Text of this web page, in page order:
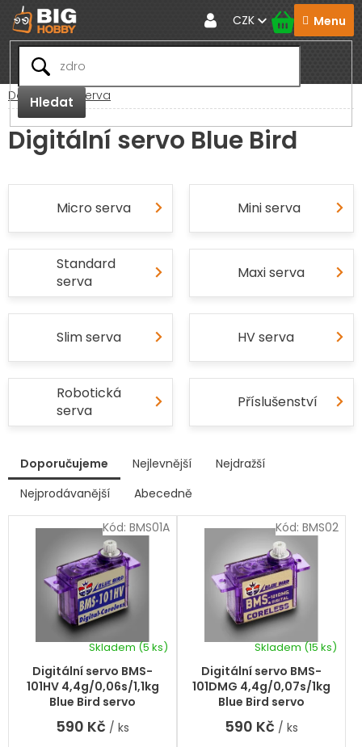
Přejít
na
obsah
Hledat
CZK
Domů RC Serva
Digitální servo Blue Bird
Micro serva Mini serva
Standard
serva
Maxi serva
Slim serva HV serva
Robotická
serva
Příslušenství
a
Doporučujeme Nejlevnější
Nejdražší
Nejprodávanější
Abecedně
ý
i
Digitální servo BMS-
101HV 4,4g/0,06s/1,1kg
Blue Bird servo
Skladem(5 ks)
590 Kč / ks
Kód: BMS01A
Digitální servo BMS-
101DMG 4,4g/0,07s/1kg
Blue Bird servo
Skladem(15 ks)
590 Kč / ks
Kód: BMS02